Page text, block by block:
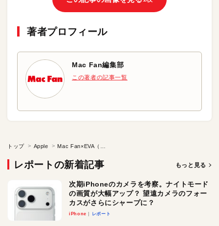
著者プロフィール
Mac Fan編集部
この著者の記事一覧
トップ Apple
レポートの新着記事 もっと見る
次期iPhoneのカメラを考察。ナイトモード
の画質が大幅アップ？ 望遠カメラのフォー
カスがさらにシャープに？
iPhone レポート